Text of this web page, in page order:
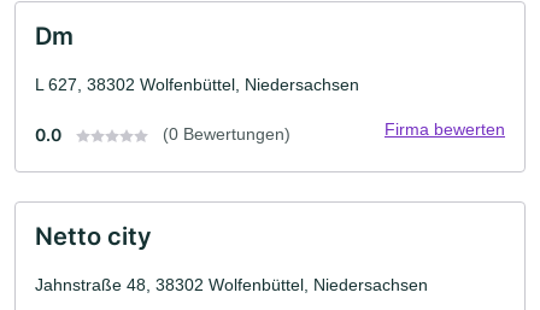
Dm
L 627, 38302 Wolfenbüttel, Niedersachsen
0.0 (0 Bewertungen) Firma bewerten
Netto city
Jahnstraße 48, 38302 Wolfenbüttel, Niedersachsen